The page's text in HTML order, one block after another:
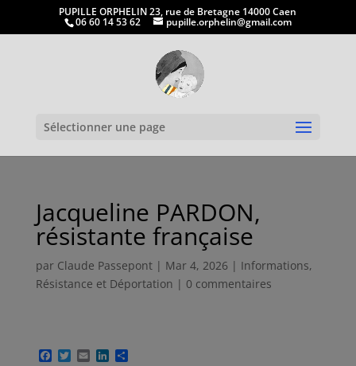
PUPILLE ORPHELIN 23, rue de Bretagne 14000 Caen
06 60 14 53 62 pupille.orphelin@gmail.com
Sélectionner une page
Jacqueline PARDON,
résistante française
par Claude Passepont| Mar 4, 2026 | Informations,
Résistance et Déportation | 0 commentaires
F T E L P